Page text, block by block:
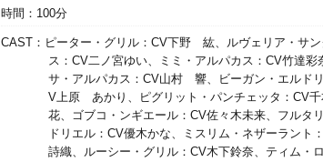
時間：100分
CAST：ピーター・グリル：CV下野 紘、ルヴェリア・サン
ス：CV二ノ宮ゆい、ミミ・アルパカス：CV竹達彩
サ・アルパカス：CV山村 響、ビーガン・エルド
V上原 あかり、ピグリット・パンチェッタ：CV千
花、ゴブコ・ンギエール：CV佐々木未来、フルタ
ドリエル：CV優木かな、ミスリム・ネザーラント
詩織、ルーシー・グリル：CV木下鈴奈、ティム・